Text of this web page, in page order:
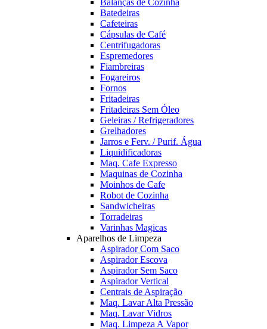
Balanças de Cozinha
Batedeiras
Cafeteiras
Cápsulas de Café
Centrifugadoras
Espremedores
Fiambreiras
Fogareiros
Fornos
Fritadeiras
Fritadeiras Sem Óleo
Geleiras / Refrigeradores
Grelhadores
Jarros e Ferv. / Purif. Água
Liquidificadoras
Maq. Cafe Expresso
Maquinas de Cozinha
Moinhos de Cafe
Robot de Cozinha
Sandwicheiras
Torradeiras
Varinhas Magicas
Aparelhos de Limpeza
Aspirador Com Saco
Aspirador Escova
Aspirador Sem Saco
Aspirador Vertical
Centrais de Aspiração
Maq. Lavar Alta Pressão
Maq. Lavar Vidros
Maq. Limpeza A Vapor